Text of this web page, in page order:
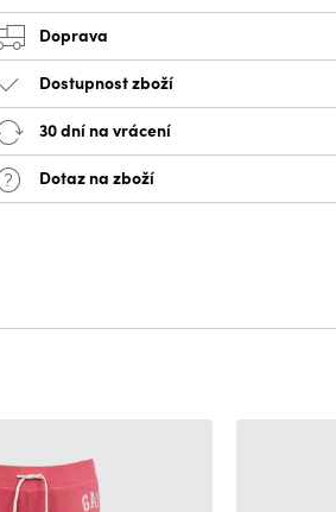
Doprava
Dostupnost zboží
30 dní na vrácení
Dotaz na zboží